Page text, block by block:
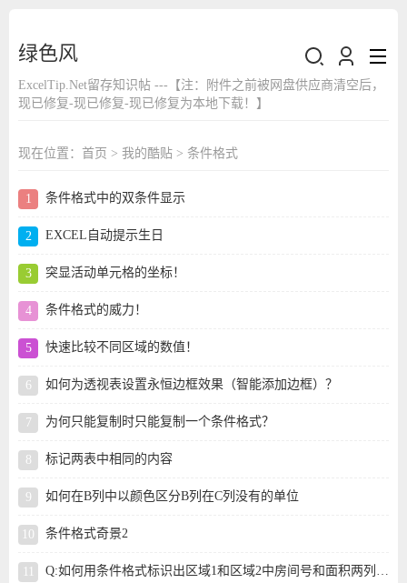
绿色风
ExcelTip.Net留存知识帖 ---【注：附件之前被网盘供应商清空后，
现已修复-现已修复-现已修复为本地下载！】
现在位置： 首页 > 我的酷贴 > 条件格式
条件格式中的双条件显示
EXCEL自动提示生日
突显活动单元格的坐标！
条件格式的威力！
快速比较不同区域的数值！
如何为透视表设置永恒边框效果（智能添加边框）？
为何只能复制时只能复制一个条件格式？
标记两表中相同的内容
如何在B列中以颜色区分B列在C列没有的单位
条件格式奇景2
Q:如何用条件格式标识出区域1和区域2中房间号和面积两列都相同的内容？